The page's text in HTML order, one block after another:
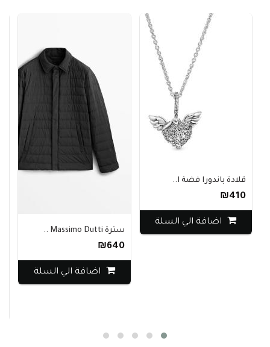
قلادة باندورا فضة ا..
₪410
اضافة الي السلة
سترة Massimo Dutti ..
₪640
اضافة الي السلة